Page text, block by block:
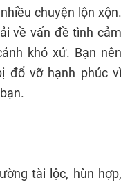
chuyện lộn xộn.
về vấn đề tình cảm
khó xử. Bạn nên
đổ vỡ hạnh phúc vì
tài lộc, hùn hợp,